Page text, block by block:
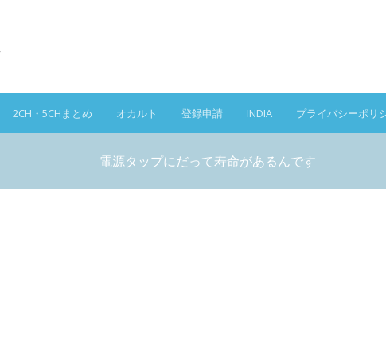
2CH・5CHまとめ オカルト 登録申請 INDIA プライバシーポリ
電源タップにだって寿命があるんです